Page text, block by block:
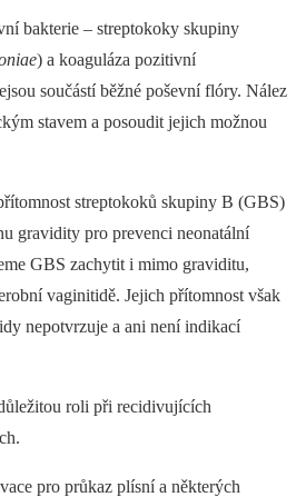
bakterie –⁠ streptokoky skupiny
) a koaguláza pozitivní
součástí běžné poševní flóry. Nález
stavem a posoudit jejich možnou
streptokoků skupiny B (GBS)
gravidity pro prevenci neonatální
GBS zachytit i mimo graviditu,
vaginitidě. Jejich přítomnost však
nepotvrzuje a ani není indikací
roli při recidivujících
pro průkaz plísní a některých